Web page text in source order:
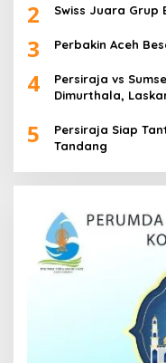
2 Swiss Juara Grup
3 Perbakin Aceh
4
Persiraja vs
Dimurthala,
5
Persiraja Siap
Tandang